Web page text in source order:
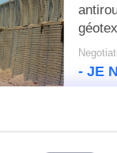
- JE